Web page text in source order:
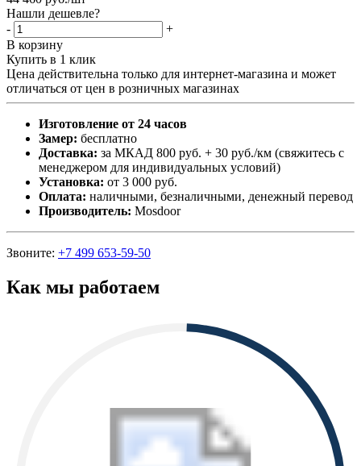
Нашли дешевле?
-
+
В корзину
Купить в 1 клик
Цена действительна только для интернет-магазина и может
отличаться от цен в розничных магазинах
Изготовление от 24 часов
Замер: бесплатно
Доставка: за МКАД 800 руб. + 30 руб./км (свяжитесь с
менеджером для индивидуальных условий)
Установка: от 3 000 руб.
Оплата: наличными, безналичными, денежный перевод
Производитель: Mosdoor
Звоните: +7 499 653-59-50
Как мы работаем